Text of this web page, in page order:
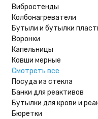
Вибростенды
Колбонагреватели
Бутыли и бутылки
Воронки
Капельницы
Ковши мерные
Смотреть все
Посуда из стекла
Банки для реактивов
Бутылки для крови и
Бюретки